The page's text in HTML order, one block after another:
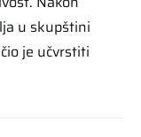
u skupštini
je učvrstiti